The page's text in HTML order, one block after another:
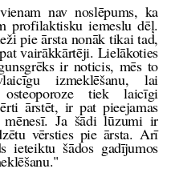
nav noslēpums, ka
profilaktisku iemeslu dēļ.
pie ārsta nonāk tikai tad,
vairākkārtēji. Lielākoties
ir noticis, mēs to
izmeklēšanu, lai
tiek laicīgi
ārstēt, ir pat pieejamas
Ja šādi lūzumi ir
vērsties pie ārsta. Arī
ieteiktu šādos gadījumos